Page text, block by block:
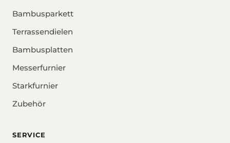
Bambusparkett
Terrassendielen
Bambusplatten
Messerfurnier
Starkfurnier
Zubehör
SERVICE